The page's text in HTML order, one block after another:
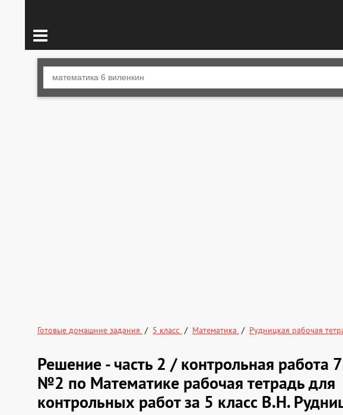
Готовые домашние задания 5 класс Математика Рудницкая рабочая
Решение - часть 2 / контрольная работа
№2 по Математике рабочая тетрадь для
контрольных работ за 5 класс В.Н.